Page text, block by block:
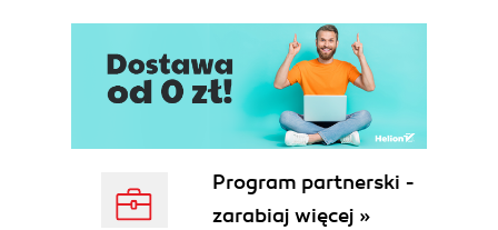
Program partnerski -
zarabiaj więcej »